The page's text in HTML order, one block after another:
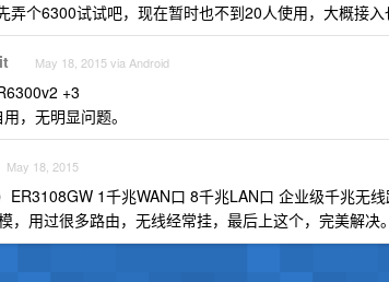
弄个6300试试吧，现在暂时也不到20人使用，大概接
May 18, 2015 via Android
+3
，无明显问题。
May 18, 2015
ER3108GW 1千兆WAN口 8千兆LAN口 企业级千兆无
，用过很多路由，无线经常挂，最后上这个，完美解决。